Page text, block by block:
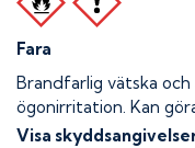
Fara
Brandfarlig vätska och
ögonirritation. Kan
Visa